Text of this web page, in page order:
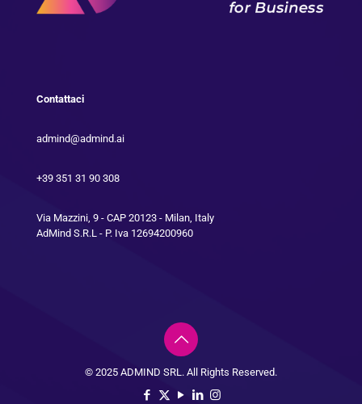
Contattaci
admind@admind.ai
+39 351 31 90 308
Via Mazzini, 9 - CAP 20123 - Milan, Italy
AdMind S.R.L - P. Iva 12694200960
© 2025 ADMIND SRL. All Rights Reserved.